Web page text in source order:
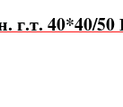
г.т. 40*40/